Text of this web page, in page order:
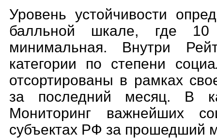
Уровень устойчивости
балльной шкале, где
минимальная. Внутри
категории по степени
отсортированы в рамках
за последний месяц. В
Мониторинг важнейших
субъектах РФ за прошедший